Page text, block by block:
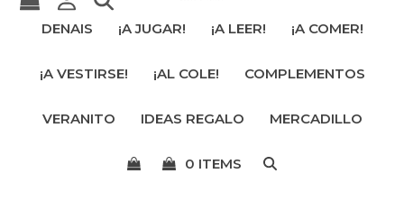
ocultar
menú
móvil
DENAIS ¡A JUGAR! ¡A LEER! ¡A COMER!
¡A VESTIRSE! ¡AL COLE! COMPLEMENTOS
VERANITO IDEAS REGALO MERCADILLO
0 ITEMS